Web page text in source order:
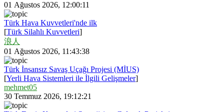
01 Ağustos 2026, 12:00:11
Türk Hava Kuvvetleri'nde ilk
[Türk Silahlı Kuvvetleri]
浪人
01 Ağustos 2026, 11:43:38
Türk İnsansız Savaş Uçağı Projesi (MİUS)
[Yerli Hava Sistemleri ile İlgili Gelişmeler]
mehmet05
30 Temmuz 2026, 19:12:21